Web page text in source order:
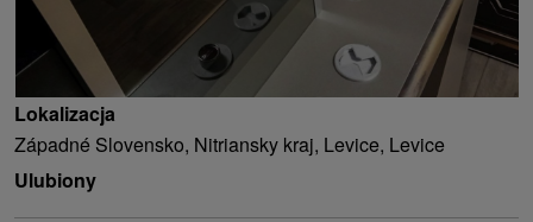
Lokalizacja
Západné Slovensko, Nitriansky kraj, Levice, Levice
Ulubiony